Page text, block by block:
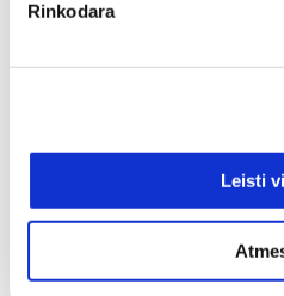
Rinkodara
Leisti
kiekvieno iš Jūsų laukia labai
tiek prekių Jūsų dėmesio
kad gražiausiai įsilies į
Tikriausiai niekas